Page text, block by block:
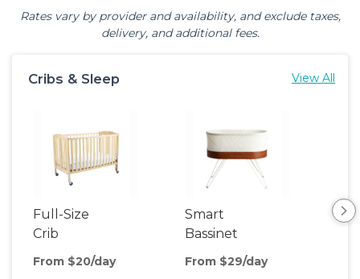
Rates vary by provider and availability, and exclude taxes,
delivery, and additional fees.
Cribs & Sleep View All
Full-Size
Crib
From $20/day
Smart
Bassinet
From $29/day